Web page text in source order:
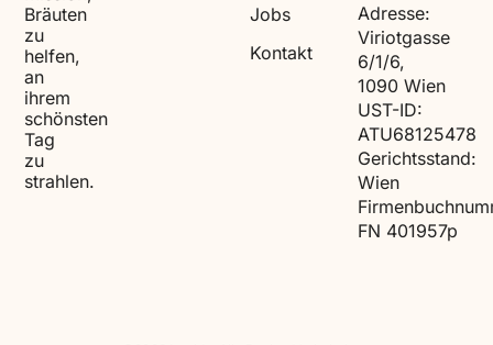
Jobs
Kontakt
Adresse:
Viriotgasse
6/1/6,
1090 Wien
UST-ID:
ATU68125478
Gerichtsstand:
Wien
FN 401957p
Bräuten
zu
helfen,
an
ihrem
schönsten
Tag
zu
strahlen.